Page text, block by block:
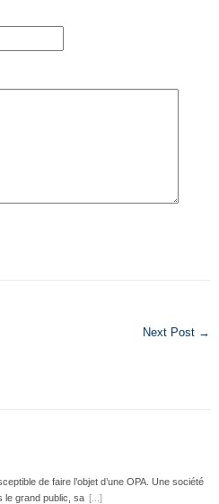
Next Post →
de faire l’objet d’une OPA. Une société
le grand public, sa [...]